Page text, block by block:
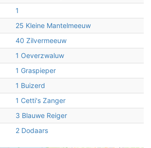
1
25 Kleine Mantelmeeuw
40 Zilvermeeuw
1 Oeverzwaluw
1 Graspieper
1 Buizerd
1 Cetti's Zanger
3 Blauwe Reiger
2 Dodaars